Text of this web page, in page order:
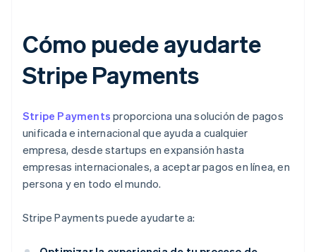
Cómo puede ayudarte
Stripe Payments
Stripe Payments proporciona una solución de pagos
unificada e internacional que ayuda a cualquier
empresa, desde startups en expansión hasta
empresas internacionales, a aceptar pagos en línea, en
persona y en todo el mundo.
Stripe Payments puede ayudarte a: